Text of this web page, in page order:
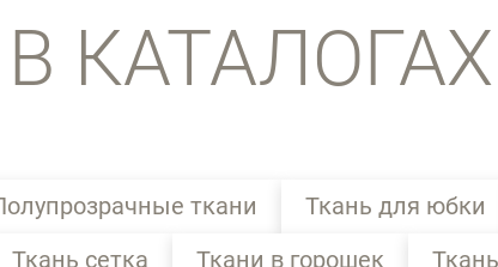
В КАТАЛОГАХ
ткани Ткань для юбки
Ткань сетка Ткани в горошек